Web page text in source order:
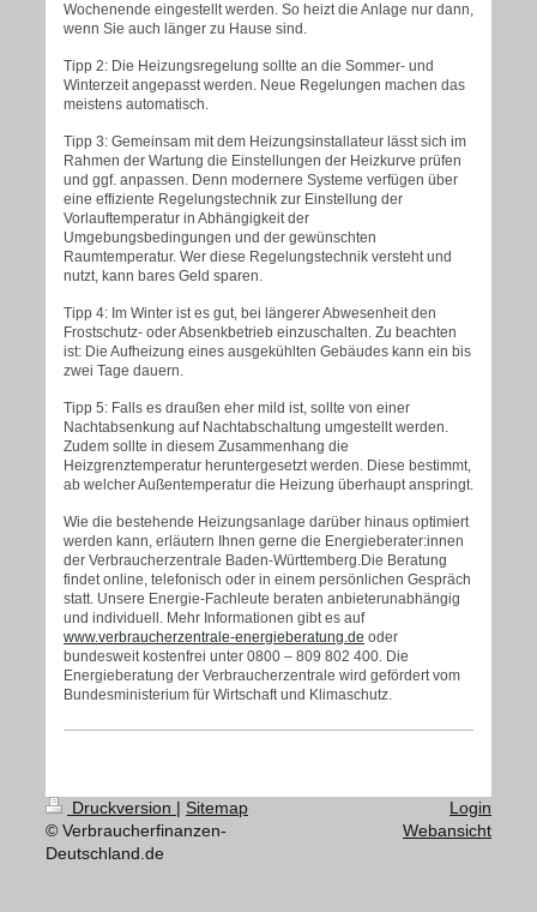
Wochenende eingestellt werden. So heizt die Anlage nur dann,
wenn Sie auch länger zu Hause sind.
Tipp 2: Die Heizungsregelung sollte an die Sommer- und
Winterzeit angepasst werden. Neue Regelungen machen das
meistens automatisch.
Tipp 3: Gemeinsam mit dem Heizungsinstallateur lässt sich im
Rahmen der Wartung die Einstellungen der Heizkurve prüfen
und ggf. anpassen. Denn modernere Systeme verfügen über
eine effiziente Regelungstechnik zur Einstellung der
Vorlauftemperatur in Abhängigkeit der
Umgebungsbedingungen und der gewünschten
Raumtemperatur. Wer diese Regelungstechnik versteht und
nutzt, kann bares Geld sparen.
Tipp 4: Im Winter ist es gut, bei längerer Abwesenheit den
Frostschutz- oder Absenkbetrieb einzuschalten. Zu beachten
ist: Die Aufheizung eines ausgekühlten Gebäudes kann ein bis
zwei Tage dauern.
Tipp 5: Falls es draußen eher mild ist, sollte von einer
Nachtabsenkung auf Nachtabschaltung umgestellt werden.
Zudem sollte in diesem Zusammenhang die
Heizgrenztemperatur heruntergesetzt werden. Diese bestimmt,
ab welcher Außentemperatur die Heizung überhaupt anspringt.
Wie die bestehende Heizungsanlage darüber hinaus optimiert
werden kann, erläutern Ihnen gerne die Energieberater:innen
der Verbraucherzentrale Baden-Württemberg.Die Beratung
findet online, telefonisch oder in einem persönlichen Gespräch
statt. Unsere Energie-Fachleute beraten anbieterunabhängig
und individuell. Mehr Informationen gibt es auf
www.verbraucherzentrale-energieberatung.de oder
bundesweit kostenfrei unter 0800 – 809 802 400. Die
Energieberatung der Verbraucherzentrale wird gefördert vom
Bundesministerium für Wirtschaft und Klimaschutz.
Druckversion | Sitemap
© Verbraucherfinanzen-
Deutschland.de
Login
Webansicht